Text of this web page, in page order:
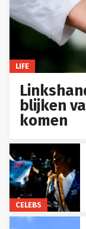
LIFE
blijken
komen
CELEBS